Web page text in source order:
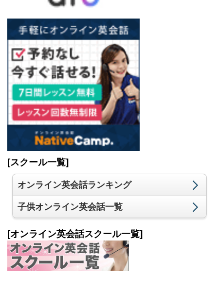
[スクール一覧]
オンライン英会話ランキング
子供オンライン英会話一覧
[オンライン英会話スクール一覧]